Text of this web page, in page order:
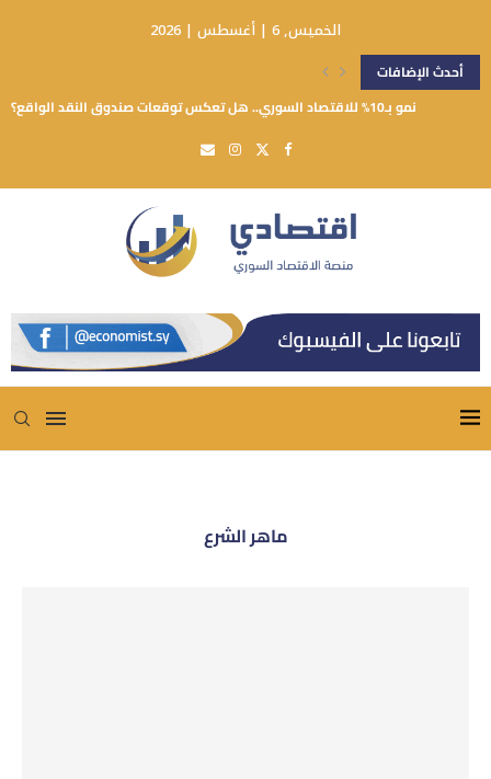
الخميس, 6 | أغسطس | 2026
أحدث الإضافات
نمو بـ10% للاقتصاد السوري.. هل تعكس توقعات صندوق النقد الواقع؟
ماهر الشرع